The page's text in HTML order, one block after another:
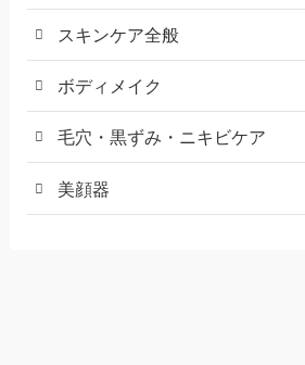
スキンケア全般
ボディメイク
毛穴・黒ずみ・ニキビケア
美顔器